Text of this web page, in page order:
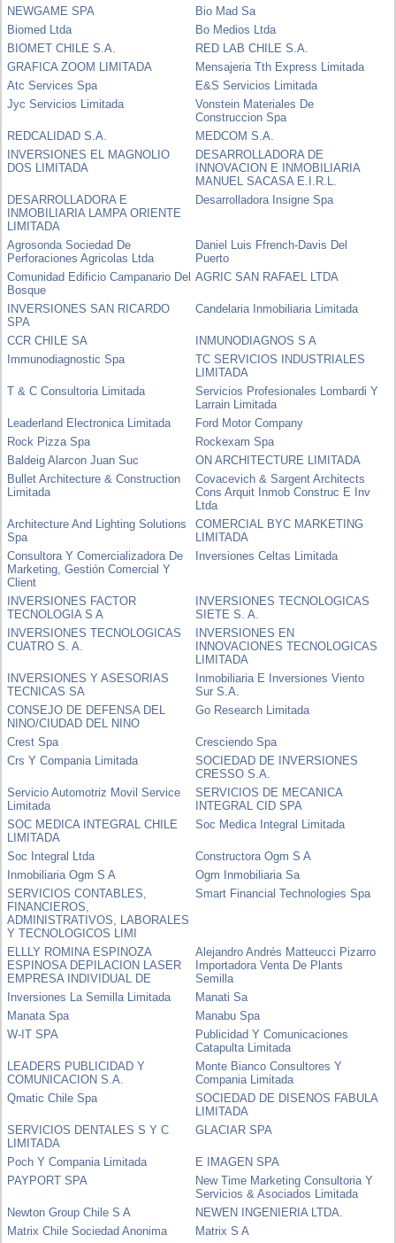
NEWGAME SPA
Bio Mad Sa
Biomed Ltda
Bo Medios Ltda
BIOMET CHILE S.A.
RED LAB CHILE S.A.
GRAFICA ZOOM LIMITADA
Mensajeria Tth Express Limitada
Atc Services Spa
E&S Servicios Limitada
Jyc Servicios Limitada
Vonstein Materiales De
Construccion Spa
REDCALIDAD S.A.
MEDCOM S.A.
INVERSIONES EL MAGNOLIO
DOS LIMITADA
DESARROLLADORA DE
INNOVACION E INMOBILIARIA
MANUEL SACASA E.I.R.L.
DESARROLLADORA E
INMOBILIARIA LAMPA ORIENTE
LIMITADA
Desarrolladora Insigne Spa
Agrosonda Sociedad De
Perforaciones Agricolas Ltda
Daniel Luis Ffrench-Davis Del
Puerto
Comunidad Edificio Campanario Del
Bosque
AGRIC SAN RAFAEL LTDA
INVERSIONES SAN RICARDO
SPA
Candelaria Inmobiliaria Limitada
CCR CHILE SA
INMUNODIAGNOS S A
Immunodiagnostic Spa
TC SERVICIOS INDUSTRIALES
LIMITADA
T & C Consultoria Limitada
Servicios Profesionales Lombardi Y
Larrain Limitada
Leaderland Electronica Limitada
Ford Motor Company
Rock Pizza Spa
Rockexam Spa
Baldeig Alarcon Juan Suc
ON ARCHITECTURE LIMITADA
Bullet Architecture & Construction
Limitada
Covacevich & Sargent Architects
Cons Arquit Inmob Construc E Inv
Ltda
Architecture And Lighting Solutions
Spa
COMERCIAL BYC MARKETING
LIMITADA
Consultora Y Comercializadora De
Marketing, Gestión Comercial Y
Client
Inversiones Celtas Limitada
INVERSIONES FACTOR
TECNOLOGIA S A
INVERSIONES TECNOLOGICAS
SIETE S. A.
INVERSIONES TECNOLOGICAS
CUATRO S. A.
INVERSIONES EN
INNOVACIONES TECNOLOGICAS
LIMITADA
INVERSIONES Y ASESORIAS
TECNICAS SA
Inmobiliaria E Inversiones Viento
Sur S.A.
CONSEJO DE DEFENSA DEL
NINO/CIUDAD DEL NINO
Go Research Limitada
Crest Spa
Cresciendo Spa
Crs Y Compania Limitada
SOCIEDAD DE INVERSIONES
CRESSO S.A.
Servicio Automotriz Movil Service
Limitada
SERVICIOS DE MECANICA
INTEGRAL CID SPA
SOC MEDICA INTEGRAL CHILE
LIMITADA
Soc Medica Integral Limitada
Soc Integral Ltda
Constructora Ogm S A
Inmobiliaria Ogm S A
Ogm Inmobiliaria Sa
SERVICIOS CONTABLES,
FINANCIEROS,
ADMINISTRATIVOS, LABORALES
Y TECNOLOGICOS LIMI
Smart Financial Technologies Spa
ELLLY ROMINA ESPINOZA
ESPINOSA DEPILACION LASER
EMPRESA INDIVIDUAL DE
Alejandro Andrés Matteucci Pizarro
Importadora Venta De Plants
Semilla
Inversiones La Semilla Limitada
Manati Sa
Manata Spa
Manabu Spa
W-IT SPA
Publicidad Y Comunicaciones
Catapulta Limitada
LEADERS PUBLICIDAD Y
COMUNICACION S.A.
Monte Bianco Consultores Y
Compania Limitada
Qmatic Chile Spa
SOCIEDAD DE DISENOS FABULA
LIMITADA
SERVICIOS DENTALES S Y C
LIMITADA
GLACIAR SPA
Poch Y Compania Limitada
E IMAGEN SPA
PAYPORT SPA
New Time Marketing Consultoria Y
Servicios & Asociados Limitada
Newton Group Chile S A
NEWEN INGENIERIA LTDA.
Matrix Chile Sociedad Anonima
Matrix S A